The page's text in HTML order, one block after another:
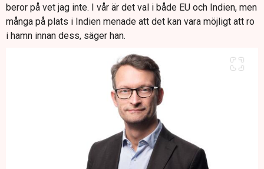
beror på vet jag inte. I vår är det val i både EU och Indien, men
många på plats i Indien menade att det kan vara möjligt att ro
i hamn innan dess, säger han.